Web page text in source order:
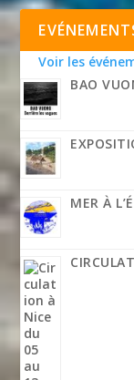
Voir les
BAO
MER À